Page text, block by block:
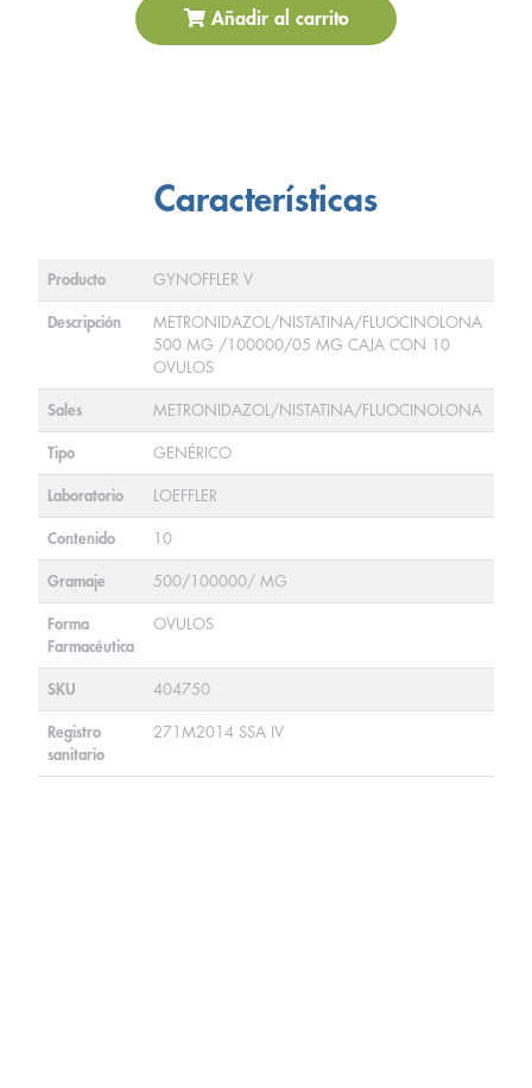
Añadir al carrito
Características
Producto GYNOFFLER V
Descripción
METRONIDAZOL/NISTATINA/FLUOCINOLONA
500 MG /100000/05 MG CAJA CON 10
OVULOS
Sales METRONIDAZOL/NISTATINA/FLUOCINOLONA
Tipo GENÉRICO
Laboratorio LOEFFLER
Contenido 10
Gramaje 500/100000/ MG
Forma
Farmacéutica
OVULOS
SKU 404750
Registro
sanitario
271M2014 SSA IV